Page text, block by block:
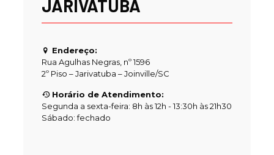
JARIVATUBA
Endereço:
Rua Agulhas Negras, nº 1596
2º Piso – Jarivatuba – Joinville/SC
Horário de Atendimento:
Segunda a sexta-feira: 8h às 12h - 13:30h às 21h30
Sábado: fechado